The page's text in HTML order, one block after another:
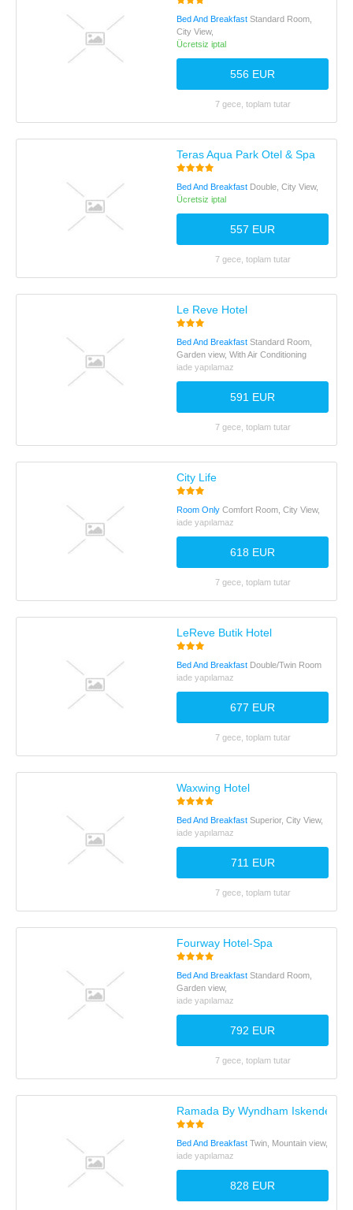
Bed And Breakfast Standard Room,
City View,
Ücretsiz iptal
556 EUR
7 gece, toplam tutar
Teras Aqua Park Otel & Spa
Bed And Breakfast Double, City View,
Ücretsiz iptal
557 EUR
7 gece, toplam tutar
Le Reve Hotel
Bed And Breakfast Standard Room,
Garden view, With Air Conditioning
iade yapılamaz
591 EUR
7 gece, toplam tutar
City Life
Room Only Comfort Room, City View,
iade yapılamaz
618 EUR
7 gece, toplam tutar
LeReve Butik Hotel
Bed And Breakfast Double/Twin Room
iade yapılamaz
677 EUR
7 gece, toplam tutar
Waxwing Hotel
Bed And Breakfast Superior, City View,
iade yapılamaz
711 EUR
7 gece, toplam tutar
Fourway Hotel-Spa
Bed And Breakfast Standard Room,
Garden view,
iade yapılamaz
792 EUR
7 gece, toplam tutar
Ramada By Wyndham Iskenderun
Bed And Breakfast Twin, Mountain view,
iade yapılamaz
828 EUR